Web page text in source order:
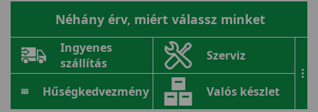
Néhány érv, miért válassz minket
Ingyenes
szállítás
Szerviz
Hűségkedvezmény Valós készlet
...